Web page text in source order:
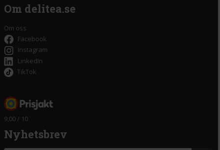
Om delitea.se
Om oss
Facebook
Instagram
LinkedIn
TikTok
9,00 / 10
Nyhetsbrev